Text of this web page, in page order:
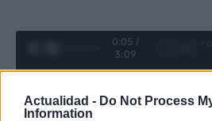
Actualidad - Do Not Process
Information
0:06 /
3:09